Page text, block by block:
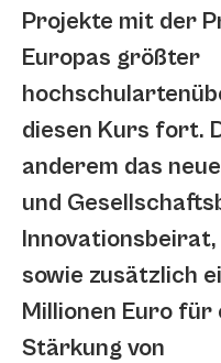
Projekte mit der
Europas größter
diesen Kurs fort.
anderem das
und
sowie zusätzlich
Millionen Euro für
Stärkung von